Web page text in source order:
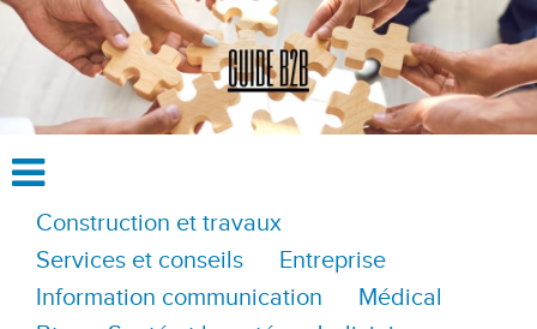
Construction et travaux
Services et conseils
Entreprise
Information communication
Médical